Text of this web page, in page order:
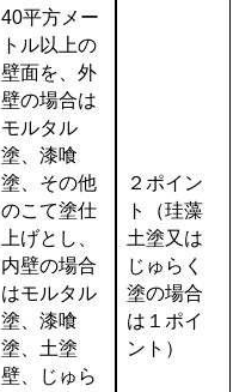
40平方メー
トル以上の
壁面を、外
壁の場合は
モルタル
塗、漆喰
塗、その他
のこて塗仕
上げとし、
内壁の場合
はモルタル
塗、漆喰
塗、土塗
壁、じゅら
２ポイン
ト（珪藻
土塗又は
じゅらく
塗の場合
は１ポイ
ント）